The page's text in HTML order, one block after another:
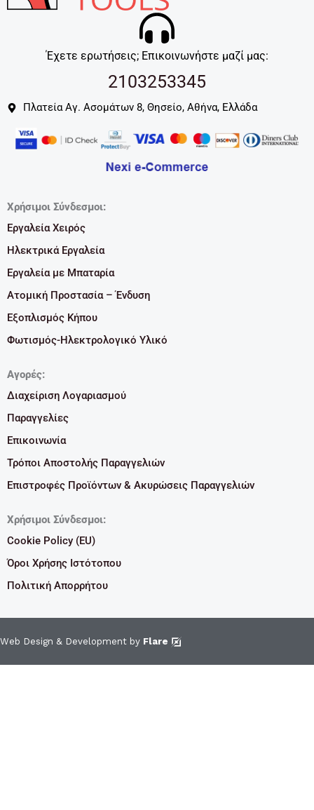
Έχετε ερωτήσεις; Επικοινωνήστε μαζί μας:
2103253345
Πλατεία Αγ. Ασομάτων 8, Θησείο, Αθήνα, Ελλάδα
Χρήσιμοι Σύνδεσμοι:
Εργαλεία Χειρός
Ηλεκτρικά Εργαλεία
Εργαλεία με Μπαταρία
Ατομική Προστασία – Ένδυση
Εξοπλισμός Κήπου
Φωτισμός-Ηλεκτρολογικό Υλικό
Αγορές:
Διαχείριση Λογαριασμού
Παραγγελίες
Επικοινωνία
Τρόποι Αποστολής Παραγγελιών
Επιστροφές Προϊόντων & Ακυρώσεις Παραγγελιών
Χρήσιμοι Σύνδεσμοι:
Cookie Policy (EU)
Όροι Χρήσης Ιστότοπου
Πολιτική Απορρήτου
Web Design & Development by Flare